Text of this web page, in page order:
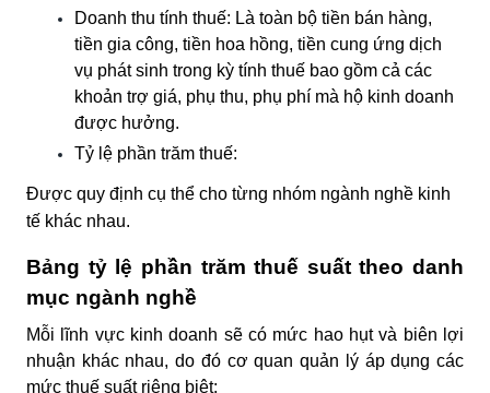
Doanh thu tính thuế: Là toàn bộ tiền bán hàng,
tiền gia công, tiền hoa hồng, tiền cung ứng dịch
vụ phát sinh trong kỳ tính thuế bao gồm cả các
khoản trợ giá, phụ thu, phụ phí mà hộ kinh doanh
được hưởng.
Tỷ lệ phần trăm thuế:
Được quy định cụ thể cho từng nhóm ngành nghề kinh
tế khác nhau.
Bảng tỷ lệ phần trăm thuế suất theo danh
mục ngành nghề
Mỗi lĩnh vực kinh doanh sẽ có mức hao hụt và biên lợi
nhuận khác nhau, do đó cơ quan quản lý áp dụng các
mức thuế suất riêng biệt: